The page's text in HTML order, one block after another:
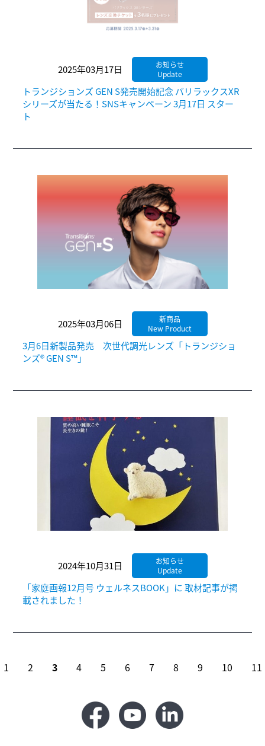
2025年03月17日
お知らせ
Update
トランジションズ GEN S発売開始記念 バリラックスXR
シリーズが当たる！SNSキャンペーン 3月17日 スター
ト
2025年03月06日
新商品
New Product
3月6日新製品発売 次世代調光レンズ「トランジショ
ンズ® GEN S™」
2024年10月31日
お知らせ
Update
「家庭画報12月号 ウェルネスBOOK」に 取材記事が掲
載されました！
1 2 3 4 5 6 7 8 9 10 11